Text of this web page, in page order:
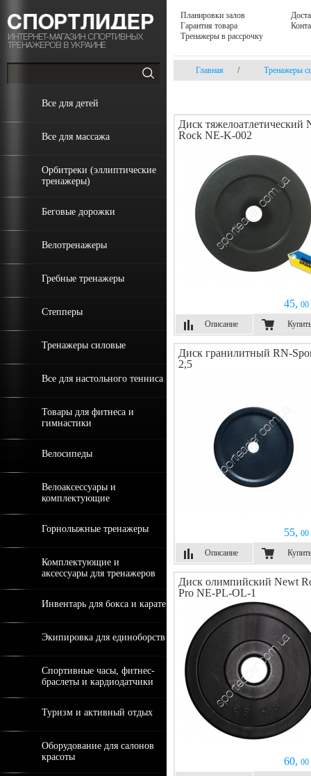
Все для детей
Все для массажа
Орбитреки (эллиптические
тренажеры)
Беговые дорожки
Велотренажеры
Гребные тренажеры
Степперы
Тренажеры силовые
Все для настольного тенниса
Товары для фитнеса и
гимнастики
Велосипеды
Велоаксессуары и
комплектующие
Горнолыжные тренажеры
Комплектующие и
аксессуары для тренажеров
Инвентарь для бокса и карате
Экипировка для единоборств
Спортивные часы, фитнес-
браслеты и кардиодатчики
Туризм и активный отдых
Оборудование для салонов
красоты
Планировки залов
Гарантия товара
Тренажеры в рассрочку
Главная / Тренажеры
Диск тяжелоатлетический
Rock NE-K-002
45, 00
Описание
Купить
Диск гранилитный RN-
2,5
55, 00
Описание
Купить
Диск олимпийский Newt
Pro NE-PL-OL-1
60, 00